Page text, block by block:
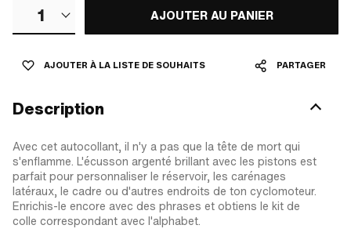
1 AJOUTER AU PANIER
AJOUTER À LA LISTE DE SOUHAITS PARTAGER
Description
Avec cet autocollant, il n'y a pas que la tête de mort qui
s'enflamme. L'écusson argenté brillant avec les pistons est
parfait pour personnaliser le réservoir, les carénages
latéraux, le cadre ou d'autres endroits de ton cyclomoteur.
Enrichis-le encore avec des phrases et obtiens le kit de
colle correspondant avec l'alphabet.